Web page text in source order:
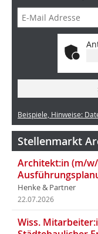
Beispiele, Hinweise:
Stellenmarkt
Architekt:in (m/
Henke & Partner
22.07.2026
Wiss.